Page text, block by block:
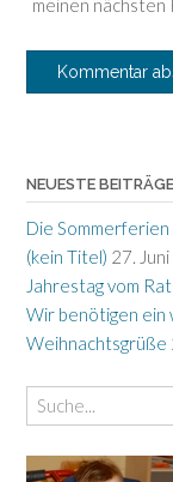
NEUESTE BEITRÄGE
Die Sommerferien
(kein Titel) 27.
Jahrestag vom
Wir benötigen ein
Weihnachtsgrüße